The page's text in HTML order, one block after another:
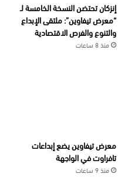
إنزكان تحتضن النسخة الخامسة لـ
“معرض تيفاوين”: ملتقى الإبداع
والتنوع والفرص الاقتصادية
منذ 8 ساعات
معرض تيفاوين يضع إبداعات
تافراوت في الواجهة
منذ 9 ساعات